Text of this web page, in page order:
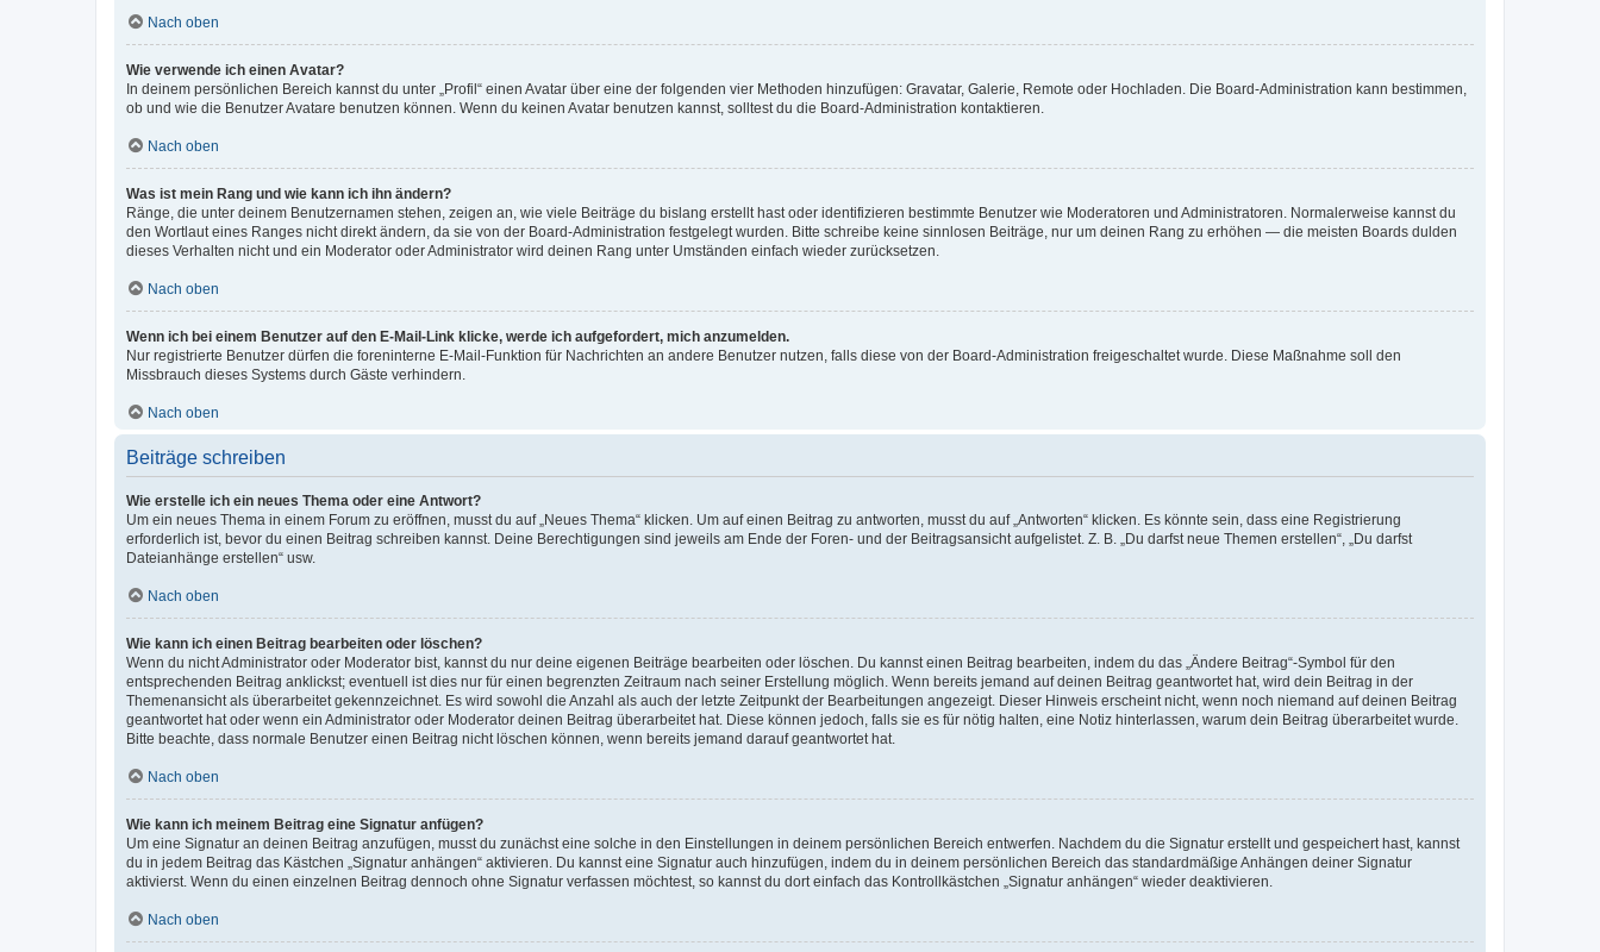
Nach oben
Wie verwende ich einen Avatar?
In deinem persönlichen Bereich kannst du unter „Profil“ einen Avatar über eine der folgenden vier Methoden hinzufügen: Gravatar, Galerie, Remote oder Hochladen. Die Board-Administration kann bestimmen,
ob und wie die Benutzer Avatare benutzen können. Wenn du keinen Avatar benutzen kannst, solltest du die Board-Administration kontaktieren.
Nach oben
Was ist mein Rang und wie kann ich ihn ändern?
Ränge, die unter deinem Benutzernamen stehen, zeigen an, wie viele Beiträge du bislang erstellt hast oder identifizieren bestimmte Benutzer wie Moderatoren und Administratoren. Normalerweise kannst du
den Wortlaut eines Ranges nicht direkt ändern, da sie von der Board-Administration festgelegt wurden. Bitte schreibe keine sinnlosen Beiträge, nur um deinen Rang zu erhöhen — die meisten Boards dulden
dieses Verhalten nicht und ein Moderator oder Administrator wird deinen Rang unter Umständen einfach wieder zurücksetzen.
Nach oben
Wenn ich bei einem Benutzer auf den E-Mail-Link klicke, werde ich aufgefordert, mich anzumelden.
Nur registrierte Benutzer dürfen die foreninterne E-Mail-Funktion für Nachrichten an andere Benutzer nutzen, falls diese von der Board-Administration freigeschaltet wurde. Diese Maßnahme soll den
Missbrauch dieses Systems durch Gäste verhindern.
Nach oben
Beiträge schreiben
Wie erstelle ich ein neues Thema oder eine Antwort?
Um ein neues Thema in einem Forum zu eröffnen, musst du auf „Neues Thema“ klicken. Um auf einen Beitrag zu antworten, musst du auf „Antworten“ klicken. Es könnte sein, dass eine Registrierung
erforderlich ist, bevor du einen Beitrag schreiben kannst. Deine Berechtigungen sind jeweils am Ende der Foren- und der Beitragsansicht aufgelistet. Z. B. „Du darfst neue Themen erstellen“, „Du darfst
Dateianhänge erstellen“ usw.
Nach oben
Wie kann ich einen Beitrag bearbeiten oder löschen?
Wenn du nicht Administrator oder Moderator bist, kannst du nur deine eigenen Beiträge bearbeiten oder löschen. Du kannst einen Beitrag bearbeiten, indem du das „Ändere Beitrag“-Symbol für den
entsprechenden Beitrag anklickst; eventuell ist dies nur für einen begrenzten Zeitraum nach seiner Erstellung möglich. Wenn bereits jemand auf deinen Beitrag geantwortet hat, wird dein Beitrag in der
Themenansicht als überarbeitet gekennzeichnet. Es wird sowohl die Anzahl als auch der letzte Zeitpunkt der Bearbeitungen angezeigt. Dieser Hinweis erscheint nicht, wenn noch niemand auf deinen Beitrag
geantwortet hat oder wenn ein Administrator oder Moderator deinen Beitrag überarbeitet hat. Diese können jedoch, falls sie es für nötig halten, eine Notiz hinterlassen, warum dein Beitrag überarbeitet wurde.
Bitte beachte, dass normale Benutzer einen Beitrag nicht löschen können, wenn bereits jemand darauf geantwortet hat.
Nach oben
Wie kann ich meinem Beitrag eine Signatur anfügen?
Um eine Signatur an deinen Beitrag anzufügen, musst du zunächst eine solche in den Einstellungen in deinem persönlichen Bereich entwerfen. Nachdem du die Signatur erstellt und gespeichert hast, kannst
du in jedem Beitrag das Kästchen „Signatur anhängen“ aktivieren. Du kannst eine Signatur auch hinzufügen, indem du in deinem persönlichen Bereich das standardmäßige Anhängen deiner Signatur
aktivierst. Wenn du einen einzelnen Beitrag dennoch ohne Signatur verfassen möchtest, so kannst du dort einfach das Kontrollkästchen „Signatur anhängen“ wieder deaktivieren.
Nach oben